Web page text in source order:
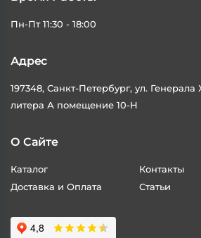
Пн-Пт 11:30 - 18:00
Адрес
197348, Санкт-Петербург, ул. Генерала
литера А помещение 10-Н
О Сайте
Каталог
Доставка и Оплата
Контакты
Статьи